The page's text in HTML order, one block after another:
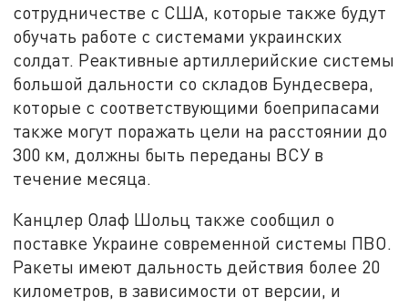
сотрудничестве с США, которые также будут
обучать работе с системами украинских
солдат. Реактивные артиллерийские системы
большой дальности со складов Бундесвера,
которые с соответствующими боеприпасами
также могут поражать цели на расстоянии до
300 км, должны быть переданы ВСУ в
течение месяца.
Канцлер Олаф Шольц также сообщил о
поставке Украине современной системы ПВО.
Ракеты имеют дальность действия более 20
километров, в зависимости от версии, и